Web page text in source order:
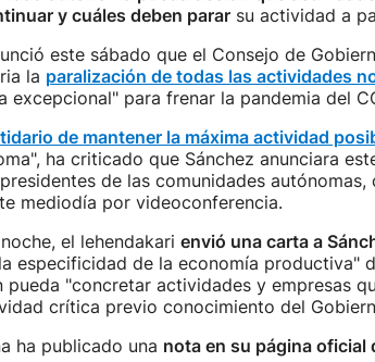
y cuáles deben pararsu actividad a
este sábado que el Consejo de
la paralización de todas las actividades
excepcional" para frenar la pandemia del
de mantener la máxima actividad
ha criticado que Sánchez anunciara
de las comunidades
mediodía por videoconferencia.
el lehendakari envió una carta a
especificidad de la economía productiva"
pueda "concretar actividades y empresas
crítica previo conocimiento del
ha publicado una nota en su página oficial